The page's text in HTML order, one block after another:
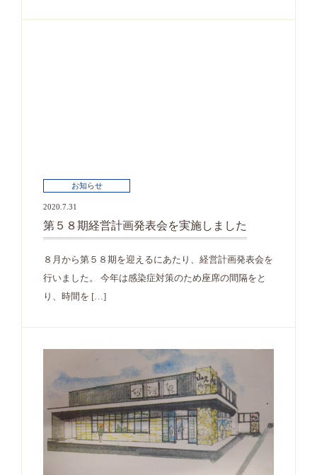
お知らせ
2020.7.31
第５８期経営計画発表会を実施しました
８月から第５８期を迎えるにあたり、経営計画発表会を
行いました。 今年は感染症対策のため座席の間隔をと
り、時間を […]